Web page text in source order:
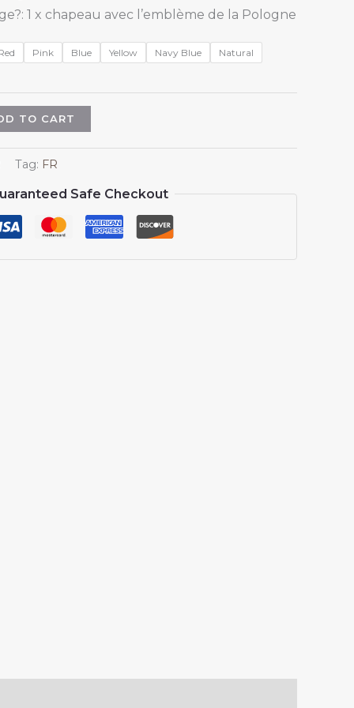
1 x chapeau avec l’emblème de la Pologne
Pink Blue Yellow Navy Blue Natural
TO CART
Tag: FR
Safe Checkout